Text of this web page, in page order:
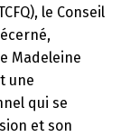
le Conseil
Madeleine
une
qui se
et son